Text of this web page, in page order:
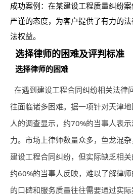
成功案例：在某建设工程质量纠纷
严谨的态度，为客户提供了有力的
法权益。
选择律师的困难及评判标准
选择律师的困难
在遇到建设工程合同纠纷相关法律
往面临诸多困难。据一项针对天津
人的调查显示，约70%的当事人表
力。市场上律师数量众多，鱼龙混
建设工程合同纠纷，但实际缺乏相关
约60%的当事人反映，难以了解律
的口碑和服务质量往往需要通过实际